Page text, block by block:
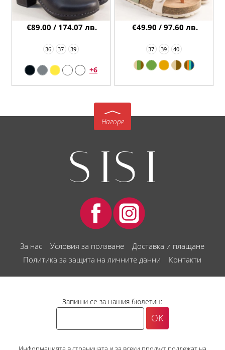
36 37 39
+6
€89.00 / 174.07 лв.
37 39 40
€49.90 / 97.60 лв.
Нагоре
За нас Условия за ползване
Доставка и плащане
Политика за защита на личните данни
Контакти
Запиши се за нашия бюлетин: